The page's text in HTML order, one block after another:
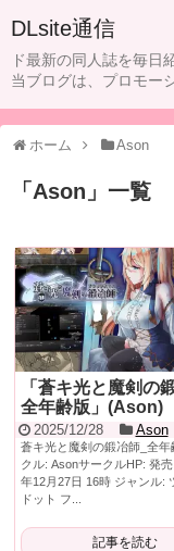
DLsite通信
ド最新の同人誌を毎日
当ブログは、プロモー
ホーム Ason
「 Ason 」 一覧
「蒼キ光と魔剣の
全年齢版」(Ason)
2025/12/28 Ason
蒼キ光と魔剣の鍛冶師_全年
クル: AsonサークルHP: 発
年12月27日 16時 ジャンル:
ドット フ...
記事を読む